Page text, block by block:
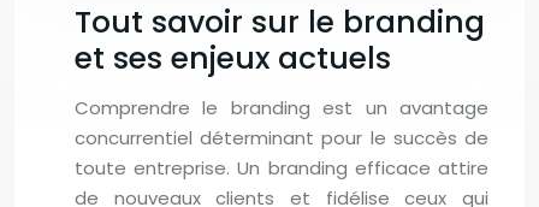
Tout savoir sur le branding
et ses enjeux actuels
Comprendre le branding est un avantage
concurrentiel déterminant pour le succès de
toute entreprise. Un branding efficace attire
de nouveaux clients et fidélise ceux qui